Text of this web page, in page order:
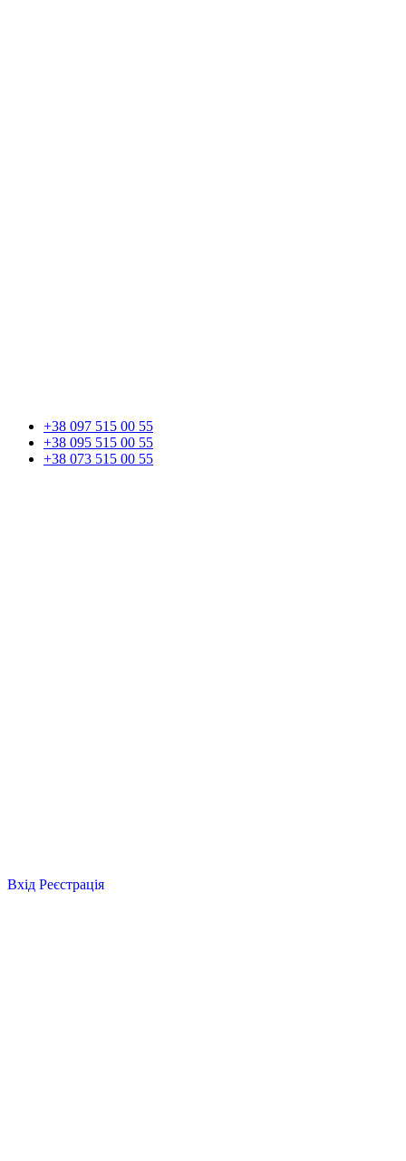
+38 097 515 00 55
+38 095 515 00 55
+38 073 515 00 55
Вхід Реєстрація